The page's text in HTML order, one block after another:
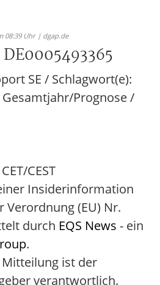
08:39 Uhr | dgap.de
SE / Schlagwort(e):
Prognose /
CEST
Insiderinformation
Verordnung (EU) Nr.
durch EQS News - ein
.
ist der
verantwortlich.